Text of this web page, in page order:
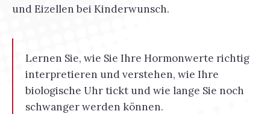
und Eizellen bei Kinderwunsch.
Lernen Sie, wie Sie Ihre Hormonwerte richtig
interpretieren und verstehen, wie Ihre
biologische Uhr tickt und wie lange Sie noch
schwanger werden können.